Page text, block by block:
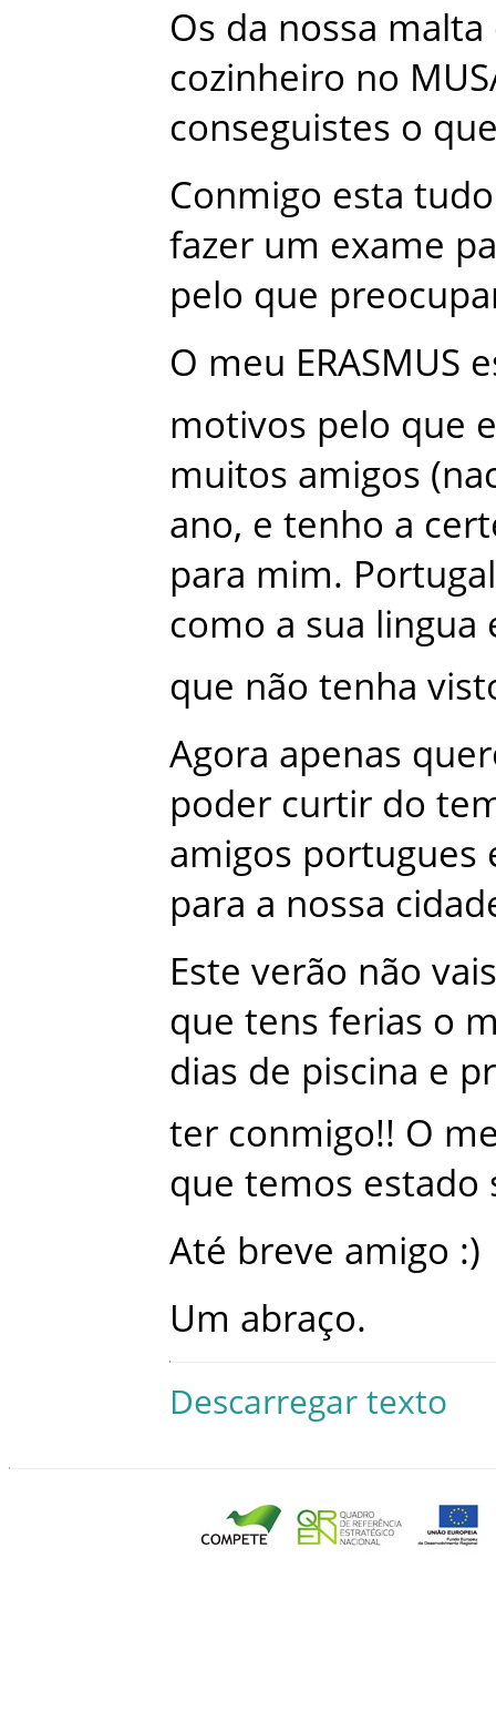
Os da nossa malta
cozinheiro no
conseguistes o
Conmigo esta tudo
fazer um exame
pelo que
O meu ERASMUS
motivos pelo que
muitos amigos (
ano, e tenho a
para mim. Portugal
como a sua lingua
que não tenha
Agora apenas
poder curtir do
amigos portugues
para a nossa
Este verão não vais
que tens ferias o
dias de piscina e
ter conmigo!! O
que temos estado
Até breve amigo :)
Um abraço.
Descarregar texto